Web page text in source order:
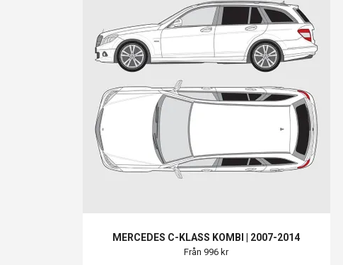
MERCEDES C-KLASS KOMBI | 2007-2014
Från 996 kr